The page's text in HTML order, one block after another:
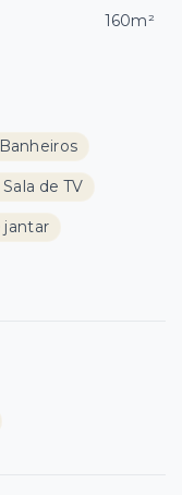
Sala de TV
jantar
160m²